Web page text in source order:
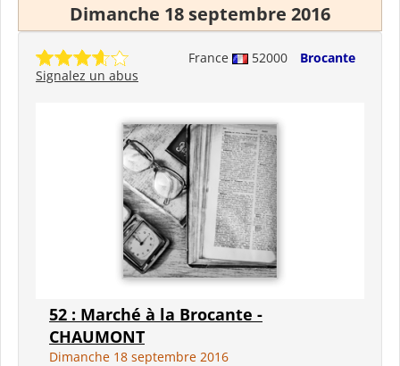
Dimanche 18 septembre 2016
France 52000
Brocante
Signalez un abus
52 : Marché à la Brocante -
CHAUMONT
Dimanche 18 septembre 2016